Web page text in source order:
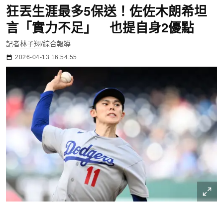
狂丟生涯最多5保送！佐佐木朗希坦
言「實力不足」 也提自身2優點
記者林子翔/綜合報導
2026-04-13 16:54:55